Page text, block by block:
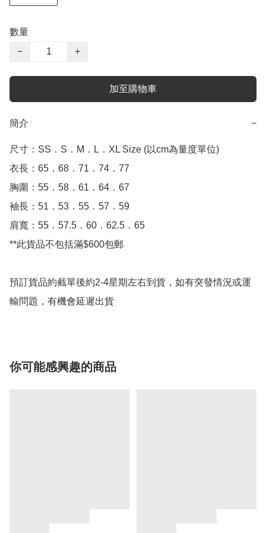
數量
−
+
加至購物車
簡介 −
尺寸：SS．S．M．L．XL Size (以cm為量度單位)
衣長：65．68．71．74．77
胸圍：55．58．61．64．67
袖長：51．53．55．57．59
肩寬：55．57.5．60．62.5．65
**此貨品不包括滿$600包郵
預訂貨品約截單後約2-4星期左右到貨，如有突發情況或運
輸問題，有機會延遲出貨
你可能感興趣的商品